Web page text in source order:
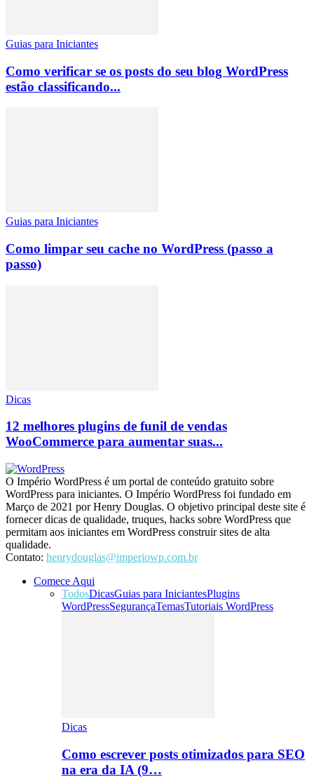
Guias para Iniciantes
Como verificar se os posts do seu blog WordPress
estão classificando...
Guias para Iniciantes
Como limpar seu cache no WordPress (passo a
passo)
Dicas
12 melhores plugins de funil de vendas
WooCommerce para aumentar suas...
O Império WordPress é um portal de conteúdo gratuito sobre
WordPress para iniciantes. O Império WordPress foi fundado em
Março de 2021 por Henry Douglas. O objetivo principal deste site é
fornecer dicas de qualidade, truques, hacks sobre WordPress que
permitam aos iniciantes em WordPress construir sites de alta
qualidade.
Contato: henrydouglas@imperiowp.com.br
Comece Aqui
TodosDicasGuias para IniciantesPlugins
WordPressSegurançaTemasTutoriais WordPress
Dicas
Como escrever posts otimizados para SEO
na era da IA (9…